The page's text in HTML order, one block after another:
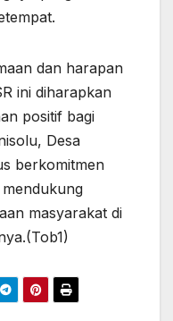
dan harapan
ini diharapkan
positif bagi
Desa
berkomitmen
masyarakat di